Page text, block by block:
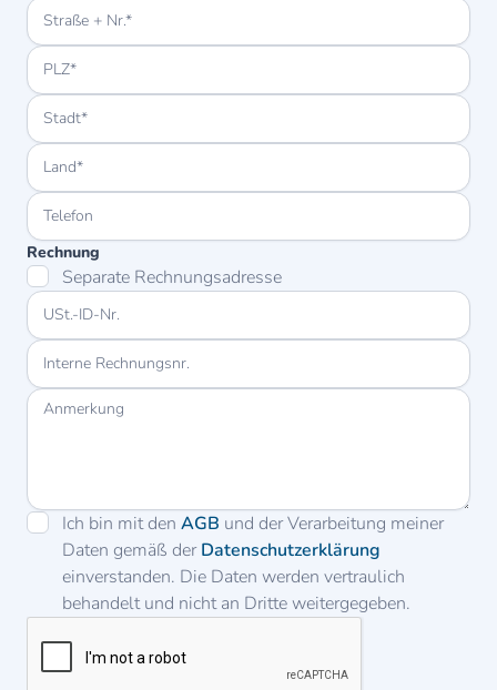
Rechnung
Separate Rechnungsadresse
Ich bin mit den AGB und der Verarbeitung meiner
Daten gemäß derDatenschutzerklärung
einverstanden. Die Daten werden vertraulich
behandelt und nicht an Dritte weitergegeben.